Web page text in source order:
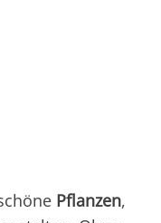
Pflanzen,